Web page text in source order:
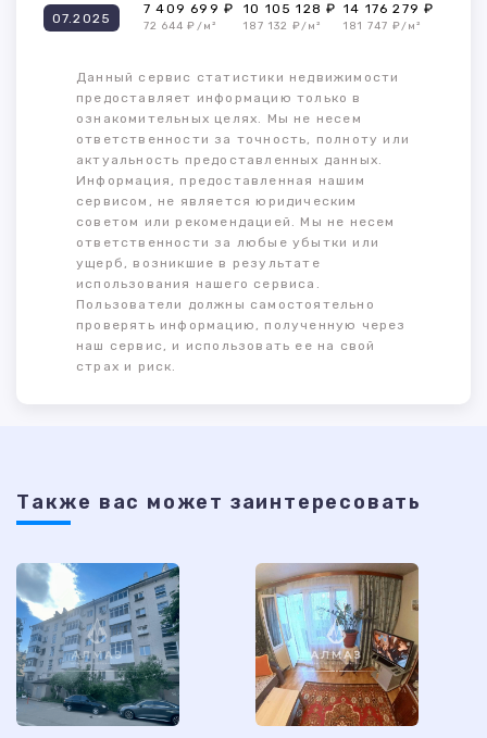
07.2025
7 409 699 ₽
72 644 ₽/м²
10 105 128 ₽
187 132 ₽/м²
14 176 279 ₽
181 747 ₽/м²
Данный сервис статистики недвижимости
предоставляет информацию только в
ознакомительных целях. Мы не несем
ответственности за точность, полноту или
актуальность предоставленных данных.
Информация, предоставленная нашим
сервисом, не является юридическим
советом или рекомендацией. Мы не несем
ответственности за любые убытки или
ущерб, возникшие в результате
использования нашего сервиса.
Пользователи должны самостоятельно
проверять информацию, полученную через
наш сервис, и использовать ее на свой
страх и риск.
Также ваc может заинтересовать